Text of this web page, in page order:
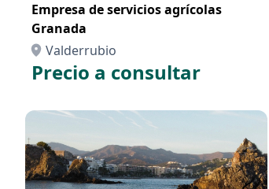
Empresa de servicios agrícolas
Granada
Valderrubio
Precio a consultar